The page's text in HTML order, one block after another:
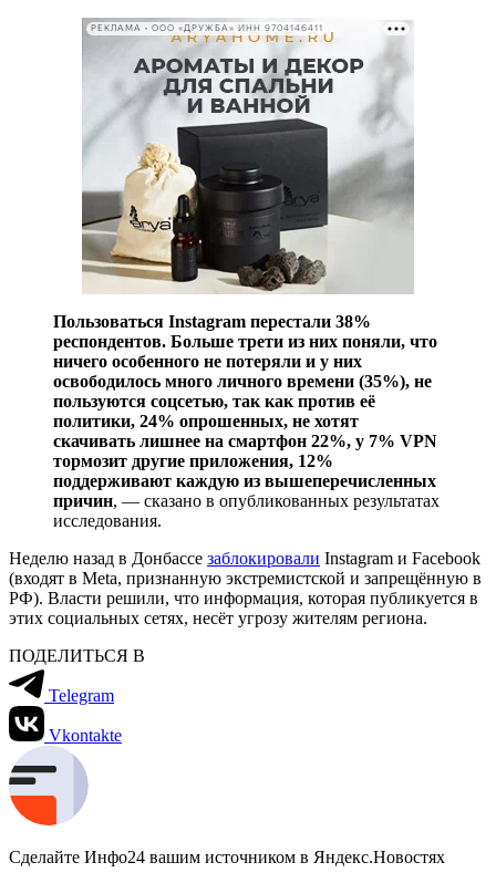
РЕКЛАМА • ООО «ДРУЖБА» ИНН 9704146411
Пользоваться Instagram перестали 38%
респондентов. Больше трети из них поняли, что
ничего особенного не потеряли и у них
освободилось много личного времени (35%), не
пользуются соцсетью, так как против её
политики, 24% опрошенных, не хотят
скачивать лишнее на смартфон 22%, у 7% VPN
тормозит другие приложения, 12%
поддерживают каждую из вышеперечисленных
причин, — сказано в опубликованных результатах
исследования.
Неделю назад в Донбассе заблокировали Instagram и Facebook
(входят в Meta, признанную экстремистской и запрещённую в
РФ). Власти решили, что информация, которая публикуется в
этих социальных сетях, несёт угрозу жителям региона.
ПОДЕЛИТЬСЯ В
Telegram
Vkontakte
Сделайте Инфо24 вашим источником в Яндекс.Новостях